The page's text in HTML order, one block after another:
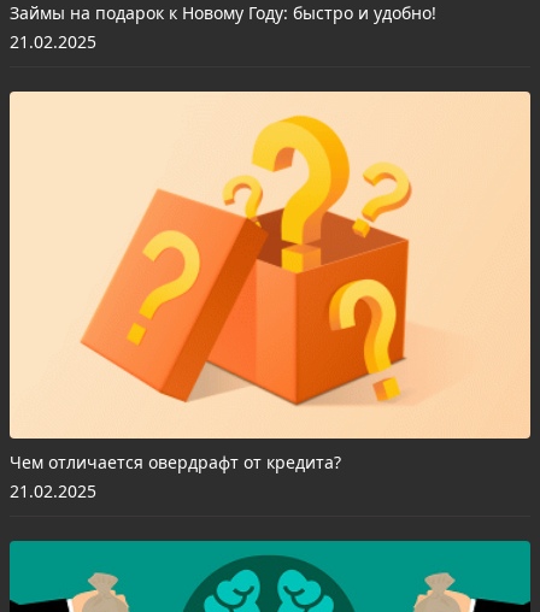
Займы на подарок к Новому Году: быстро и удобно!
21.02.2025
Чем отличается овердрафт от кредита?
21.02.2025